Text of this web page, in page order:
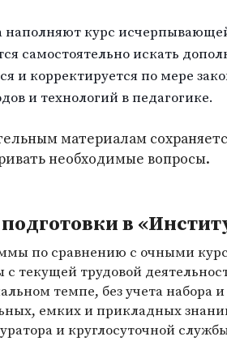
наполняют курс
самостоятельно искать
и корректируется по мере
и технологий в педагогике.
материалам
необходимые вопросы.
в
по сравнению с очными
текущей трудовой
темпе, без учета набора
емких и прикладных
и круглосуточной